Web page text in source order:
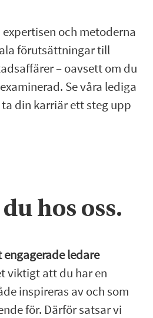
och metoderna
förutsättningar till
– oavsett om du
Se våra lediga
din karriär ett steg upp
hos oss.
engagerade ledare
viktigt att du har en
inspireras av och som
för. Därför satsar vi